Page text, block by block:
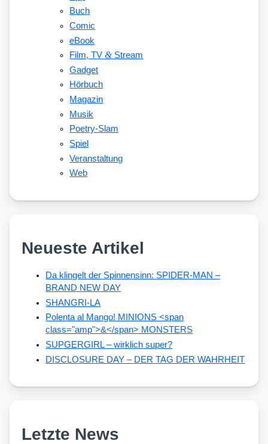
Buch
Comic
eBook
Film, TV&Stream
Gadget
Hörbuch
Magazin
Musik
Poetry-Slam
Spiel
Veranstaltung
Web
Neueste Artikel
Da klingelt der Spinnensinn: SPIDER-MAN –
BRAND NEW DAY
SHANGRI-LA
Polenta al Mango! MINIONS <span
class="amp">&</span> MONSTERS
SUPGERGIRL – wirklich super?
DISCLOSURE DAY – DER TAG DER WAHRHEIT
Letzte News